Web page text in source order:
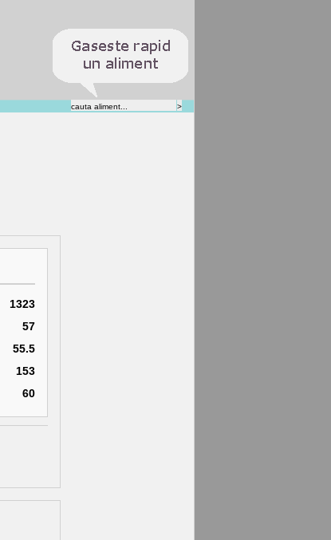
1323
57
55.5
153
60